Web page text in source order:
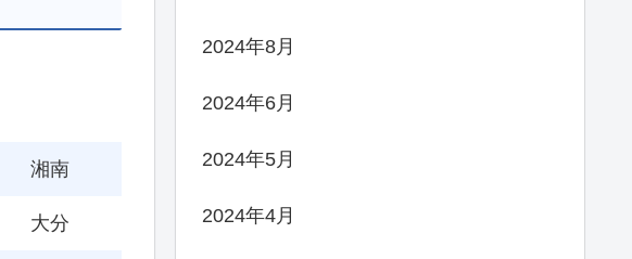
湘南
大分
2024年8月
2024年6月
2024年5月
2024年4月